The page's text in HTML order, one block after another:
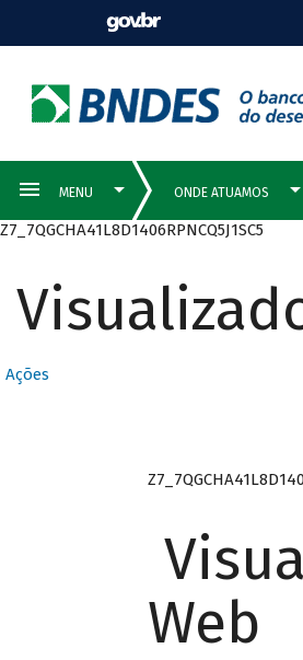
Z7_7QGCHA41L8D1406RPNCQ5J1SC5
Ações
Web